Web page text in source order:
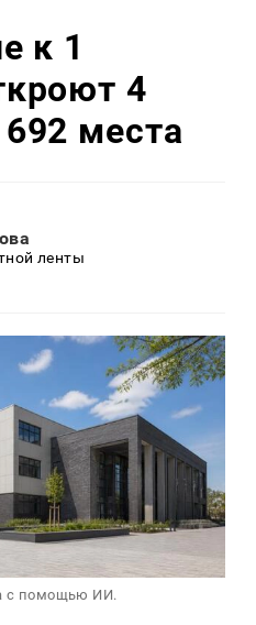
к 1
4
места
ленты
с помощью ИИ.